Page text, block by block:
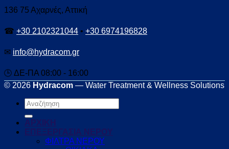
136 75 Αχαρνές, Αττική
☎ +30 2102321044 • +30 6974196828
✉ info@hydracom.gr
🕒 ΔΕ-ΠΑ 08:00 - 16:00
© 2026 Hydracom — Water Treatment & Wellness Solutions
Αναζήτηση
για:
ΑΡΧΙΚΗ
ΕΠΕΞΕΡΓΑΣΙΑ ΝΕΡΟΥ
ΦΙΛΤΡΑ ΝΕΡΟΥ